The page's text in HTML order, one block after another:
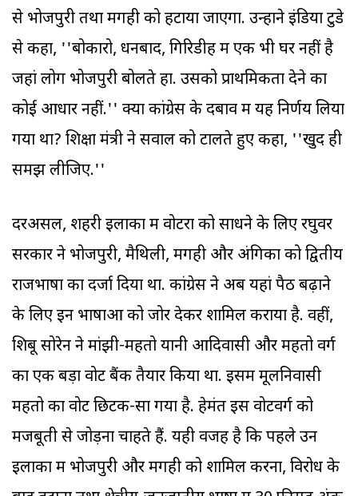
से भोजपुरी तथा मगही को हटाया जाएगा. उन्होंने इंडिया टुडे
से कहा, ''बोकारो, धनबाद, गिरिडीह में एक भी घर नहीं है
जहां लोग भोजपुरी बोलते हों. उसको प्राथमिकता देने का
कोई आधार नहीं.'' क्या कांग्रेस के दबाव में यह निर्णय लिया
गया था? शिक्षा मंत्री ने सवाल को टालते हुए कहा, ''खुद ही
समझ लीजिए.''
दरअसल, शहरी इलाकों में वोटरों को साधने के लिए रघुवर
सरकार ने भोजपुरी, मैथिली, मगही और अंगिका को द्वितीय
राजभाषा का दर्जा दिया था. कांग्रेस ने अब यहां पैठ बढ़ाने
के लिए इन भाषाओं को जोर देकर शामिल कराया है. वहीं,
शिबू सोरेन ने मांझी-महतो यानी आदिवासी और महतो वर्ग
का एक बड़ा वोट बैंक तैयार किया था. इसमें मूलनिवासी
महतो का वोट छिटक-सा गया है. हेमंत इस वोटवर्ग को
मजबूती से जोड़ना चाहते हैं. यही वजह है कि पहले उन
इलाकों में भोजपुरी और मगही को शामिल करना, विरोध के